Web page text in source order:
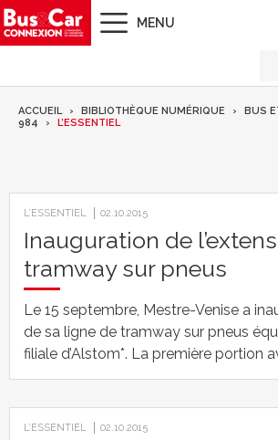
MENU
ACCUEIL BIBLIOTHÈQUE NUMÉRIQUE
BUS
984
L’ESSENTIEL
L’ESSENTIEL 02.10.2015
Inauguration de
tramway sur pneus
Le 15 septembre, Mestre-Venise a
de sa ligne de tramway sur pneus
filiale d’Alstom*. La première portion
L’ESSENTIEL 02.10.2015